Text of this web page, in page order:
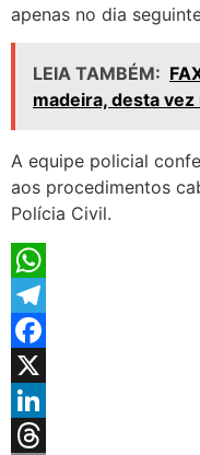
apenas no dia
LEIA TAMBÉM:
madeira, desta
A equipe policial
aos procedimentos
Polícia Civil.
WhatsApp
Telegram
Facebook
X
LinkedIn